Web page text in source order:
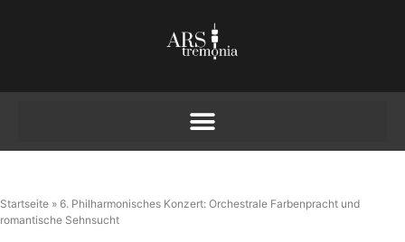
Startseite » 6. Philharmonisches Konzert: Orchestrale Farbenpracht und
romantische Sehnsucht